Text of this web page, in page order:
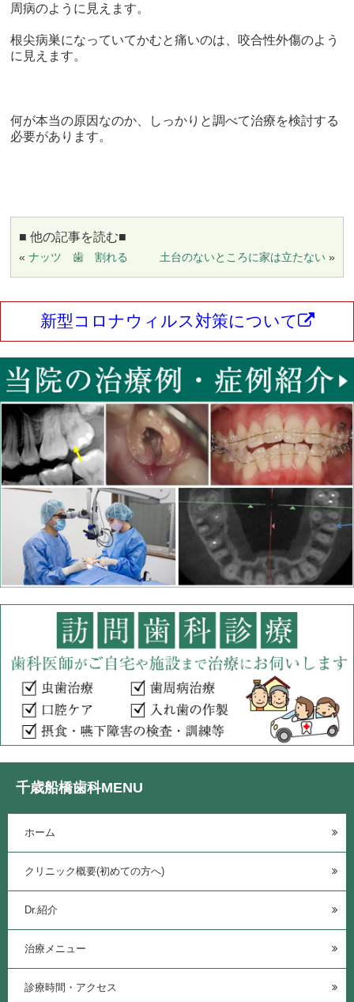
周病のように見えます。
根尖病巣になっていてかむと痛いのは、咬合性外傷のよう
に見えます。
何が本当の原因なのか、しっかりと調べて治療を検討する
必要があります。
■ 他の記事を読む■
«ナッツ 歯 割れる 土台のないところに家は立たない»
新型コロナウィルス対策について
千歳船橋歯科MENU
ホーム
クリニック概要(初めての方へ)
Dr.紹介
治療メニュー
診療時間・アクセス